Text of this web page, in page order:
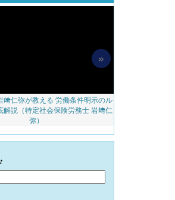
﨑仁弥が教える 労働条件明示のル
解説（特定社会保険労務士 岩﨑仁
弥）
»